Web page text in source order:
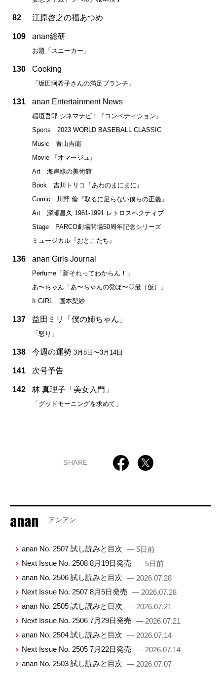
82 江原啓之の福あつめ
109 anan総研
お題「スニーカー」
130 Cooking
「坂田阿希子さんの満足ブランチ」
131 anan Entertainment News
稲垣吾郎 シネマナビ！『コンペティション』
Sports 2023 WORLD BASEBALL CLASSIC
Music 青山吉能
Movie 『オマージュ』
Art 海岸線の美術館
Book 吉川トリコ『あわのまにまに』
Comic 川野 倫『取るに足らない僕らの正義』
Art 深瀬昌久 1961-1991 レトロスペクティブ
Stage PARCO劇場開場50周年記念シリーズ
ミュージカル『おとこたち』
136 anan Girls Journal
Perfume「新それってわからん！」
あ〜ちゃん「あ〜ちゃんの発ぽ〜♡最（仮）」
It GIRL 国本梨紗
137 益田ミリ「僕の姉ちゃん」
「怒り」
138 今週の運勢 3月8日〜3月14日
141 次号予告
142 林 真理子「美女入門」
「グッドモーニングを求めて」
SHARE
anan アンアン
anan No. 2507 試し読みと目次 — 5日前
Next Issue No. 2508 8月19日発売 — 5日前
anan No. 2506 試し読みと目次 — 2026.07.28
Next Issue No. 2507 8月5日発売 — 2026.07.28
anan No. 2505 試し読みと目次 — 2026.07.21
Next Issue No. 2506 7月29日発売 — 2026.07.21
anan No. 2504 試し読みと目次 — 2026.07.14
Next Issue No. 2505 7月22日発売 — 2026.07.14
anan No. 2503 試し読みと目次 — 2026.07.07